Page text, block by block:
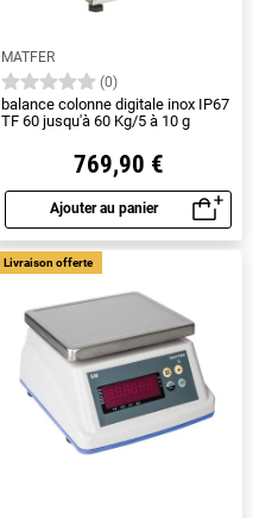
MATFER
(0)
balance colonne digitale inox IP67
TF 60 jusqu'à 60 Kg/5 à 10 g
769,90 €
Ajouter au panier
Aperçu rapide
Livraison offerte